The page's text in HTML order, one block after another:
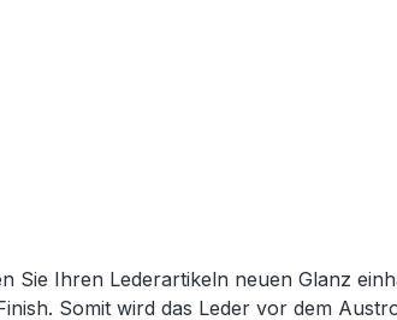
Sie Ihren Lederartikeln neuen Glanz
Somit wird das Leder vor dem